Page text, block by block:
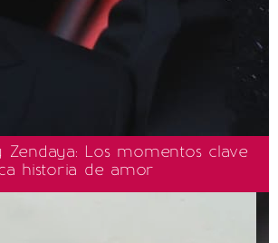
Los momentos clave
historia de amor